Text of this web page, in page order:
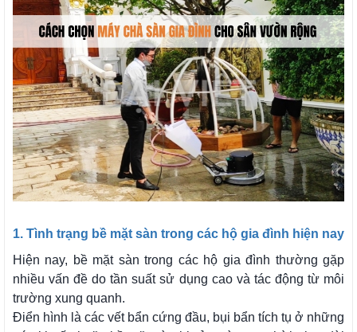
1. Tình trạng bề mặt sàn trong các hộ gia đình hiện nay
Hiện nay, bề mặt sàn trong các hộ gia đình thường gặp
nhiều vấn đề do tần suất sử dụng cao và tác động từ môi
trường xung quanh.
Điển hình là các vết bẩn cứng đầu, bụi bẩn tích tụ ở những